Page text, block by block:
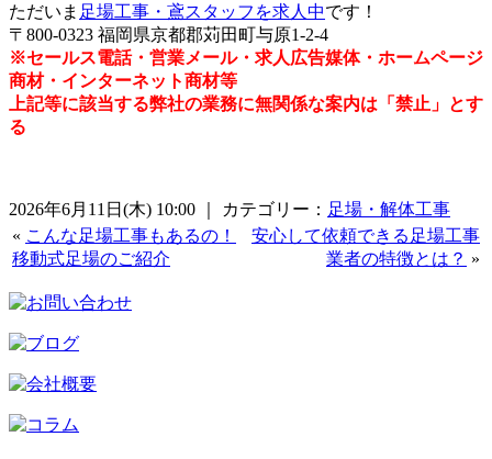
ただいま 足場工事・鳶スタッフを求人中です！
〒800-0323 福岡県京都郡苅田町与原1-2-4
※セールス電話・営業メール・求人広告媒体・ホームページ
商材・インターネット商材等
上記等に該当する弊社の業務に無関係な案内は「禁止」とす
る
2026年6月11日(木) 10:00 ｜ カテゴリー： 足場・解体工事
« こんな足場工事もあるの！
移動式足場のご紹介
安心して依頼できる足場工事
業者の特徴とは？ »